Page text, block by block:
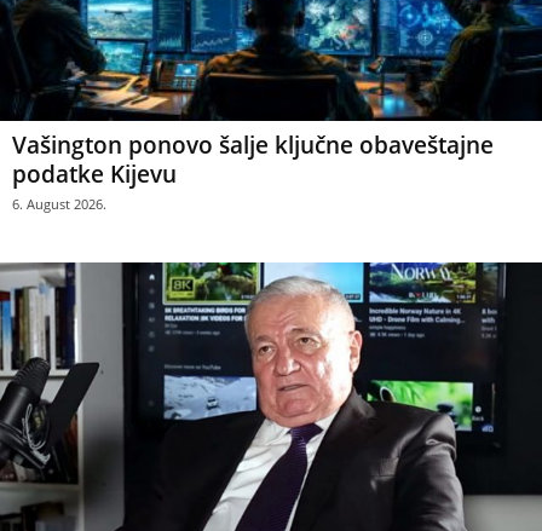
Vašington ponovo šalje ključne obaveštajne
podatke Kijevu
6. August 2026.